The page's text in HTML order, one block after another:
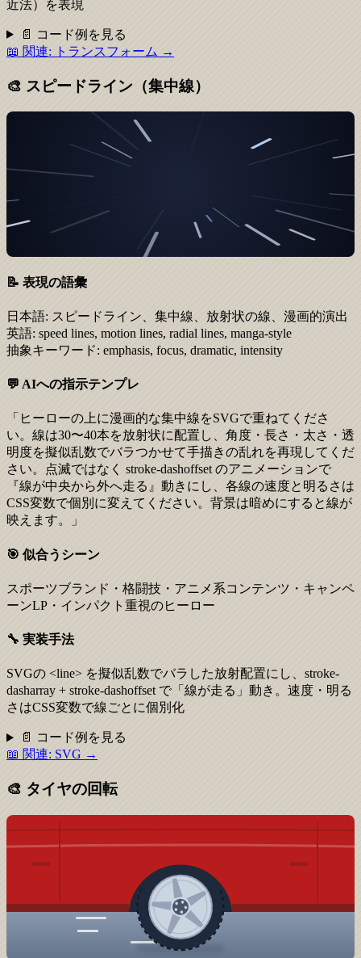
近法）を表現
📄 コード例を見る
📖 関連:
トランスフォーム →
🎨 スピードライン（集中線）
📝 表現の語彙
日本語: スピードライン、集中線、放射状の線、漫画的演出
英語: speed lines, motion lines, radial lines, manga-style
抽象キーワード: emphasis, focus, dramatic, intensity
💬 AIへの指示テンプレ
「ヒーローの上に漫画的な集中線をSVGで重ねてくださ
い。線は30〜40本を放射状に配置し、角度・長さ・太さ・透
明度を擬似乱数でバラつかせて手描きの乱れを再現してくだ
さい。点滅ではなく stroke-dashoffset のアニメーションで
『線が中央から外へ走る』動きにし、各線の速度と明るさは
CSS変数で個別に変えてください。背景は暗めにすると線が
映えます。」
🎯 似合うシーン
スポーツブランド・格闘技・アニメ系コンテンツ・キャンペ
ーンLP・インパクト重視のヒーロー
🔧 実装手法
SVGの <line> を擬似乱数でバラした放射配置にし、stroke-
dasharray + stroke-dashoffset で「線が走る」動き。速度・明る
さはCSS変数で線ごとに個別化
📄 コード例を見る
📖 関連: SVG →
🎨 タイヤの回転